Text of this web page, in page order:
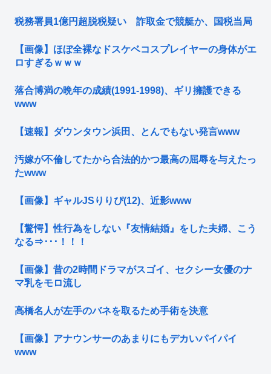
税務署員1億円超脱税疑い 詐取金で競艇か、国税当局
【画像】ほぼ全裸なドスケベコスプレイヤーの身体がエ
ロすぎるｗｗｗ
落合博満の晩年の成績(1991-1998)、ギリ擁護できる
www
【速報】ダウンタウン浜田、とんでもない発言www
汚嫁が不倫してたから合法的かつ最高の屈辱を与えたっ
たwww
【画像】ギャルJSりりぴ(12)、近影www
【驚愕】性行為をしない『友情結婚』をした夫婦、こう
なる⇒･･･！！！
【画像】昔の2時間ドラマがスゴイ、セクシー女優のナ
マ乳をモロ流し
高橋名人が左手のバネを取るため手術を決意
【画像】アナウンサーのあまりにもデカいパイパイ
www